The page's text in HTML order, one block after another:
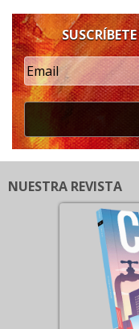
NUESTRA REVISTA